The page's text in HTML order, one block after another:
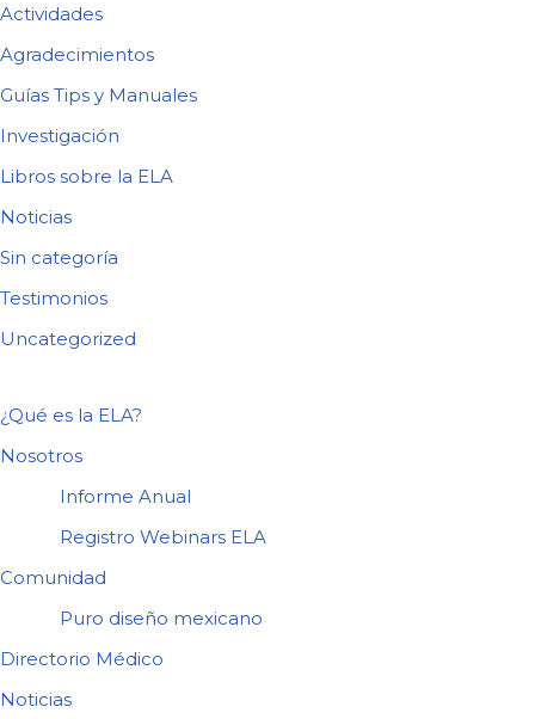
Actividades
Agradecimientos
Guías Tips y Manuales
Investigación
Libros sobre la ELA
Noticias
Sin categoría
Testimonios
Uncategorized
¿Qué es la ELA?
Nosotros
Informe Anual
Registro Webinars ELA
Comunidad
Puro diseño mexicano
Directorio Médico
Noticias